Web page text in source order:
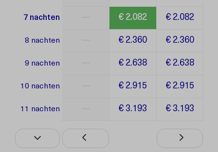
7 nachten € 2.082 € 2.082
8 nachten € 2.360 € 2.360
9 nachten € 2.638 € 2.638
10 nachten € 2.915 € 2.915
11 nachten € 3.193 € 3.193